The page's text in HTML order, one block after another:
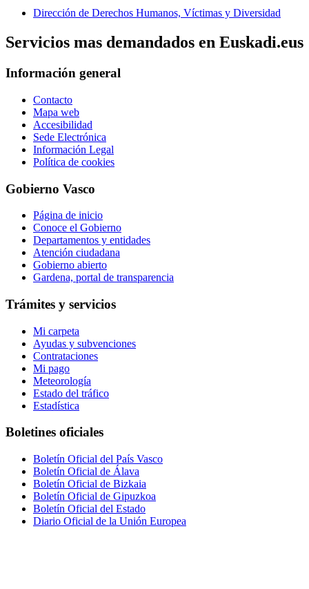
Dirección de Derechos Humanos, Víctimas y Diversidad
Servicios mas demandados en Euskadi.eus
Información general
Contacto
Mapa web
Accesibilidad
Sede Electrónica
Información Legal
Política de cookies
Gobierno Vasco
Página de inicio
Conoce el Gobierno
Departamentos y entidades
Atención ciudadana
Gobierno abierto
Gardena, portal de transparencia
Trámites y servicios
Mi carpeta
Ayudas y subvenciones
Contrataciones
Mi pago
Meteorología
Estado del tráfico
Estadística
Boletines oficiales
Boletín Oficial del País Vasco
Boletín Oficial de Álava
Boletín Oficial de Bizkaia
Boletín Oficial de Gipuzkoa
Boletín Oficial del Estado
Diario Oficial de la Unión Europea